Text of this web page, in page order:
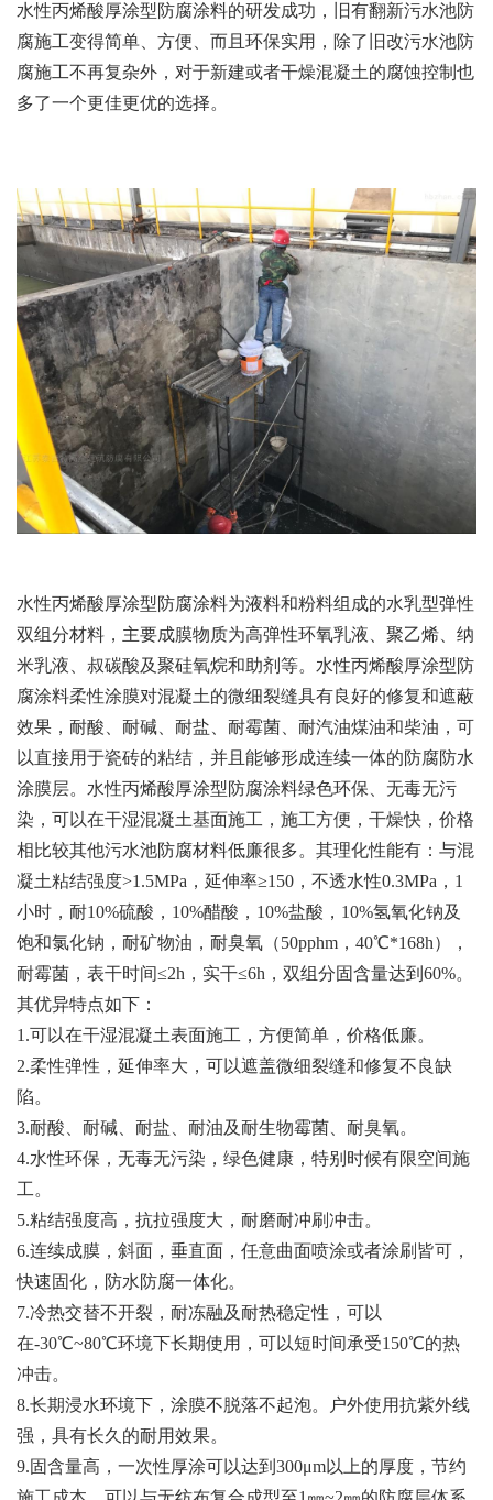
水性丙烯酸厚涂型防腐涂料的研发成功，旧有翻新污水池防
腐施工变得简单、方便、而且环保实用，除了旧改污水池防
腐施工不再复杂外，对于新建或者干燥混凝土的腐蚀控制也
多了一个更佳更优的选择。
水性丙烯酸厚涂型防腐涂料为液料和粉料组成的水乳型弹性
双组分材料，主要成膜物质为高弹性环氧乳液、聚乙烯、纳
米乳液、叔碳酸及聚硅氧烷和助剂等。水性丙烯酸厚涂型防
腐涂料柔性涂膜对混凝土的微细裂缝具有良好的修复和遮蔽
效果，耐酸、耐碱、耐盐、耐霉菌、耐汽油煤油和柴油，可
以直接用于瓷砖的粘结，并且能够形成连续一体的防腐防水
涂膜层。水性丙烯酸厚涂型防腐涂料绿色环保、无毒无污
染，可以在干湿混凝土基面施工，施工方便，干燥快，价格
相比较其他污水池防腐材料低廉很多。其理化性能有：与混
凝土粘结强度>1.5MPa，延伸率≥150，不透水性0.3MPa，1
小时，耐10%硫酸，10%醋酸，10%盐酸，10%氢氧化钠及
饱和氯化钠，耐矿物油，耐臭氧（50pphm，40℃*168h），
耐霉菌，表干时间≤2h，实干≤6h，双组分固含量达到60%。
其优异特点如下：
1.可以在干湿混凝土表面施工，方便简单，价格低廉。
2.柔性弹性，延伸率大，可以遮盖微细裂缝和修复不良缺
陷。
3.耐酸、耐碱、耐盐、耐油及耐生物霉菌、耐臭氧。
4.水性环保，无毒无污染，绿色健康，特别时候有限空间施
工。
5.粘结强度高，抗拉强度大，耐磨耐冲刷冲击。
6.连续成膜，斜面，垂直面，任意曲面喷涂或者涂刷皆可，
快速固化，防水防腐一体化。
7.冷热交替不开裂，耐冻融及耐热稳定性，可以
在-30℃~80℃环境下长期使用，可以短时间承受150℃的热
冲击。
8.长期浸水环境下，涂膜不脱落不起泡。户外使用抗紫外线
强，具有长久的耐用效果。
9.固含量高，一次性厚涂可以达到300μm以上的厚度，节约